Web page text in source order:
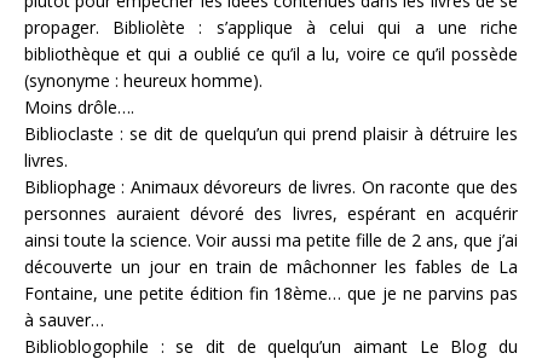
propager. Bibliolète : s’applique à celui qui a une riche
bibliothèque et qui a oublié ce qu’il a lu, voire ce qu’il possède
(synonyme : heureux homme).
Moins drôle….
Biblioclaste : se dit de quelqu’un qui prend plaisir à détruire les
livres.
Bibliophage : Animaux dévoreurs de livres. On raconte que des
personnes auraient dévoré des livres, espérant en acquérir
ainsi toute la science. Voir aussi ma petite fille de 2 ans, que j’ai
découverte un jour en train de mâchonner les fables de La
Fontaine, une petite édition fin 18ème… que je ne parvins pas
à sauver…
Biblioblogophile : se dit de quelqu’un aimant Le Blog du